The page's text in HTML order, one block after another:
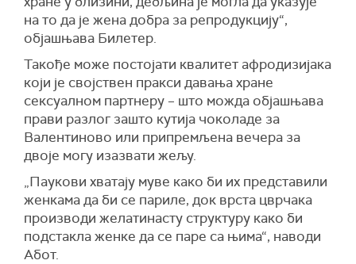
на то да је жена добра за репродукцију“,
објашњава Билетер.
Такође може постојати квалитет афродизијака
који је својствен пракси давања хране
сексуалном партнеру – што можда објашњава
прави разлог зашто кутија чоколаде за
Валентиново или припремљена вечера за
двоје могу изазвати жељу.
„Паукови хватају муве како би их представили
женкама да би се париле, док врста цврчака
производи желатинасту структуру како би
подстакла женке да се паре са њима“, наводи
Абот.